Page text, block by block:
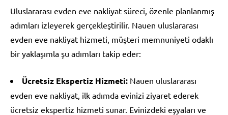
Uluslararası evden eve nakliyat süreci, özenle planlanmış
adımları izleyerek gerçekleştirilir. Nauen uluslararası
evden eve nakliyat hizmeti, müşteri memnuniyeti odaklı
bir yaklaşımla şu adımları takip eder:
Ücretsiz Ekspertiz Hizmeti: Nauen uluslararası
evden eve nakliyat, ilk adımda evinizi ziyaret ederek
ücretsiz ekspertiz hizmeti sunar. Evinizdeki eşyaları ve